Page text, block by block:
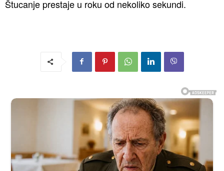
Štucanje prestaje u roku od nekoliko sekundi.